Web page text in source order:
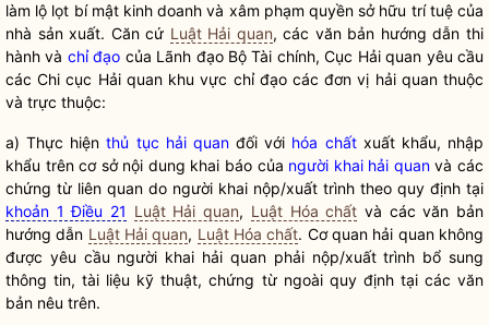
làm lộ lọt bí mật kinh doanh và xâm phạm quyền sở hữu trí tuệ của
nhà sản xuất. Căn cứ Luật Hải quan, các văn bản hướng dẫn thi
hành và chỉ đạo của Lãnh đạo Bộ Tài chính, Cục Hải quan yêu cầu
các Chi cục Hải quankhu vực chỉ đạocác đơn vị hải quanthuộc
và trực thuộc:
a) Thực hiệnthủ tục hải quanđối với hóa chấtxuất khẩu, nhập
khẩu trên cơ sở nội dung khai báo của người khai hải quanvà các
chứng từ liên quan do người khai nộp/xuất trình theo quy định tại
khoản 1 Điều 21 Luật Hải quan, Luật Hóa chất và các văn bản
hướng dẫn Luật Hải quan, Luật Hóa chất. Cơ quan hải quan không
được yêu cầu người khai hải quanphải nộp/xuất trình bổ sung
thông tin, tài liệu kỹ thuật, chứng từ ngoài quy định tại các văn
bản nêu trên.